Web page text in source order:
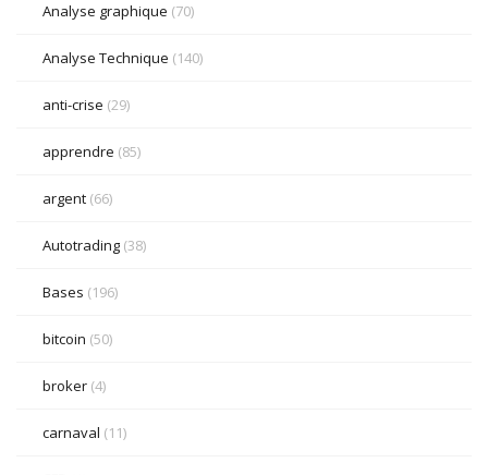
Analyse graphique (70)
Analyse Technique (140)
anti-crise (29)
apprendre (85)
argent (66)
Autotrading (38)
Bases (196)
bitcoin (50)
broker (4)
carnaval (11)